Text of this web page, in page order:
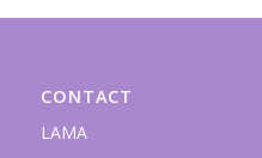
CONTACT
LAMA